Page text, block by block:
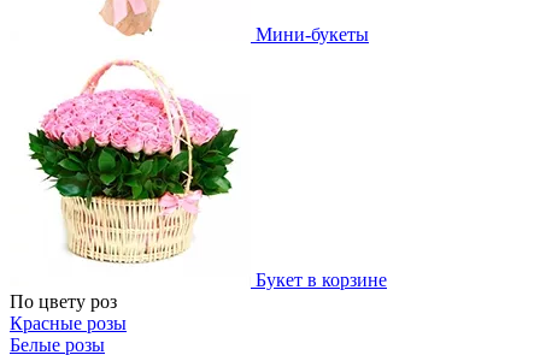
Мини-букеты
Букет в корзине
По цвету роз
Красные розы
Белые розы